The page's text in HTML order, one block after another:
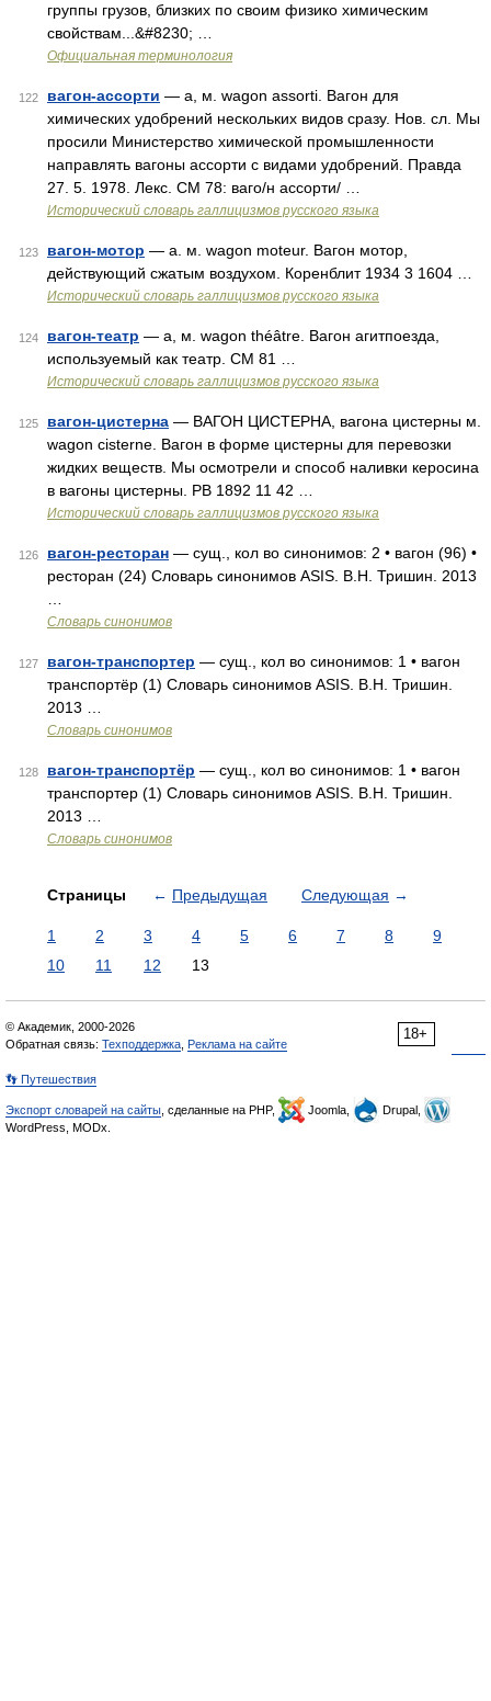
группы грузов, близких по своим физико химическим
свойствам...&#8230; …
Официальная терминология
122 вагон-ассорти — а, м. wagon assorti. Вагон для
химических удобрений нескольких видов сразу. Нов. сл. Мы
просили Министерство химической промышленности
направлять вагоны ассорти с видами удобрений. Правда
27. 5. 1978. Лекс. СМ 78: ваго/н ассорти/ …
Исторический словарь галлицизмов русского языка
123 вагон-мотор — а. м. wagon moteur. Вагон мотор,
действующий сжатым воздухом. Коренблит 1934 3 1604 …
Исторический словарь галлицизмов русского языка
124 вагон-театр — а, м. wagon théâtre. Вагон агитпоезда,
используемый как театр. СМ 81 …
Исторический словарь галлицизмов русского языка
125 вагон-цистерна — ВАГОН ЦИСТЕРНА, вагона цистерны м.
wagon cisterne. Вагон в форме цистерны для перевозки
жидких веществ. Мы осмотрели и способ наливки керосина
в вагоны цистерны. РВ 1892 11 42 …
Исторический словарь галлицизмов русского языка
126 вагон-ресторан — сущ., кол во синонимов: 2 • вагон (96) •
ресторан (24) Словарь синонимов ASIS. В.Н. Тришин. 2013
Словарь синонимов
127 вагон-транспортер — сущ., кол во синонимов: 1 • вагон
транспортёр (1) Словарь синонимов ASIS. В.Н. Тришин.
2013 …
Словарь синонимов
128 вагон-транспортёр — сущ., кол во синонимов: 1 • вагон
транспортер (1) Словарь синонимов ASIS. В.Н. Тришин.
2013 …
Словарь синонимов
Страницы ← Предыдущая Следующая →
1 2 3 4 5 6 7 8
9
10
11 12 13
18+
© Академик, 2000-2026
Обратная связь: Техподдержка Реклама на сайте
👣 Путешествия
Экспорт словарей на сайты , сделанные на PHP, Joomla,
Drupal,
WordPress, MODx.